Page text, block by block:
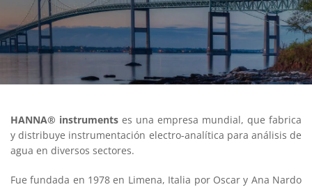
HANNA® instruments es una empresa mundial, que fabrica
y distribuye instrumentación electro-analítica para análisis de
agua en diversos sectores.
Fue fundada en 1978 en Limena, Italia por Oscar y Ana Nardo